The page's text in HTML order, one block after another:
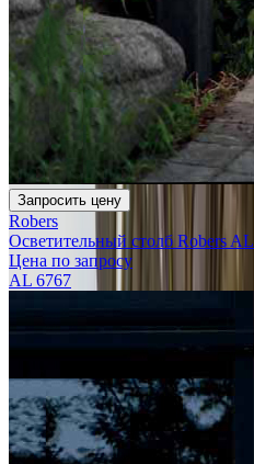
Запросить цену
Robers
Осветительный столб Robers
Цена по запросу
AL 6767